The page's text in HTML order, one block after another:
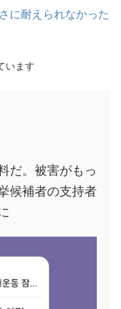
に耐えられなかった
います
だ。被害がもっ
候補者の支持者